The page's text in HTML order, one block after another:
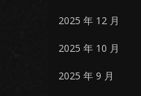
2025 年 12 月
2025 年 10 月
2025 年 9 月